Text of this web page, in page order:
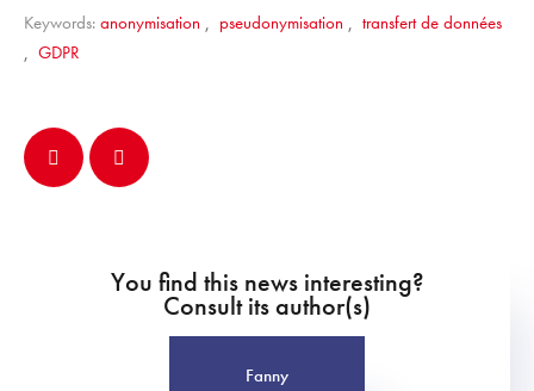
Keywords: anonymisation , pseudonymisation , transfert de données
, GDPR
You find this news interesting?
Consult its author(s)
Fanny